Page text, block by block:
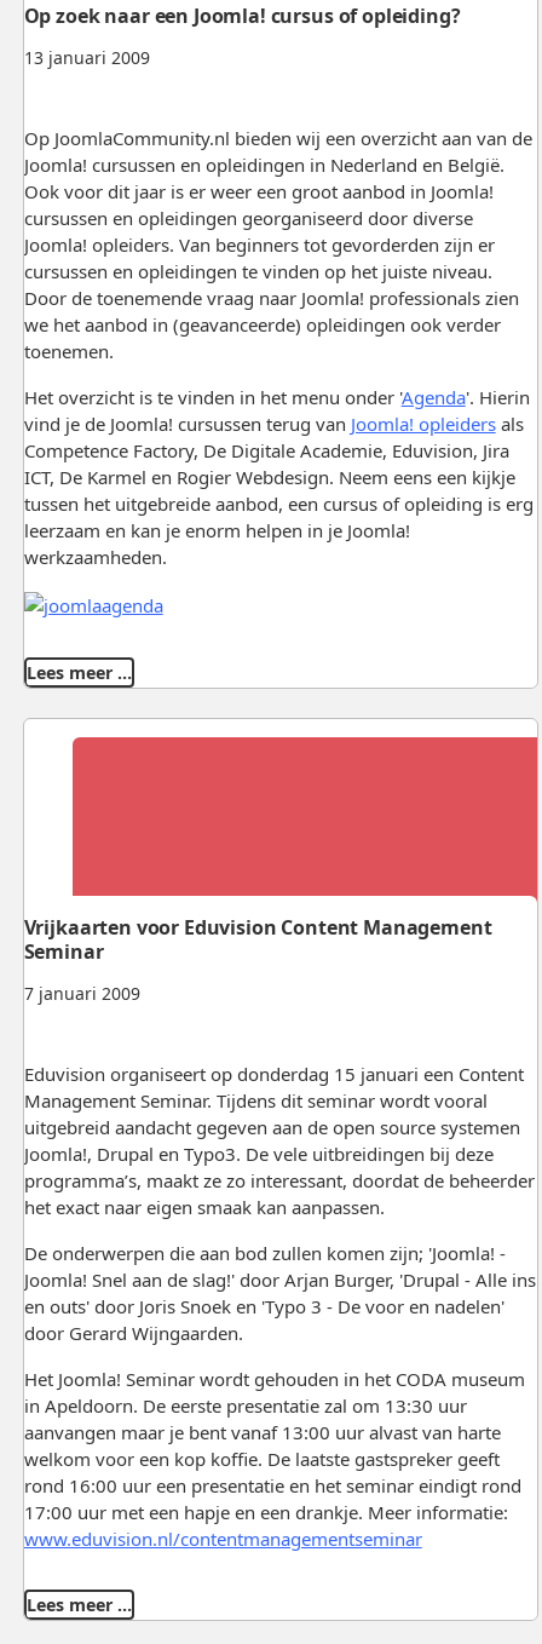
13 januari 2009
Op zoek naar een Joomla! cursus of opleiding?
Op JoomlaCommunity.nl bieden wij een overzicht aan van de
Joomla! cursussen en opleidingen in Nederland en België.
Ook voor dit jaar is er weer een groot aanbod in Joomla!
cursussen en opleidingen georganiseerd door diverse
Joomla! opleiders. Van beginners tot gevorderden zijn er
cursussen en opleidingen te vinden op het juiste niveau.
Door de toenemende vraag naar Joomla! professionals zien
we het aanbod in (geavanceerde) opleidingen ook verder
toenemen.
Het overzicht is te vinden in het menu onder 'Agenda'. Hierin
vind je de Joomla! cursussen terug van Joomla! opleidersals
Competence Factory, De Digitale Academie, Eduvision, Jira
ICT, De Karmel en Rogier Webdesign. Neem eens een kijkje
tussen het uitgebreide aanbod, een cursus of opleiding is erg
leerzaam en kan je enorm helpen in je Joomla!
werkzaamheden.
Lees meer …
7 januari 2009
Vrijkaarten voor Eduvision Content Management
Seminar
Eduvision organiseert op donderdag 15 januari een Content
Management Seminar. Tijdens dit seminar wordt vooral
uitgebreid aandacht gegeven aan de open source systemen
Joomla!, Drupal en Typo3. De vele uitbreidingen bij deze
programma’s, maakt ze zo interessant, doordat de beheerder
het exact naar eigen smaak kan aanpassen.
De onderwerpen die aan bod zullen komen zijn; 'Joomla! -
Joomla! Snel aan de slag!' door Arjan Burger, 'Drupal - Alle ins
en outs' door Joris Snoek en 'Typo 3 - De voor en nadelen'
door Gerard Wijngaarden.
Het Joomla! Seminar wordt gehouden in het CODA museum
in Apeldoorn. De eerste presentatie zal om 13:30 uur
aanvangen maar je bent vanaf 13:00 uur alvast van harte
welkom voor een kop koffie. De laatste gastspreker geeft
rond 16:00 uur een presentatie en het seminar eindigt rond
17:00 uur met een hapje en een drankje. Meer informatie:
www.eduvision.nl/contentmanagementseminar
Lees meer …